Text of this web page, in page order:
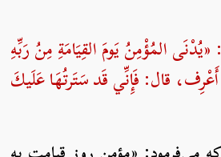
المُؤْمِنُ يَومَ القِيَامَةِ مِنُ رَبِّهِ
قال: فَإِنِّي قَد سَتَرتُهَا عَلَيكَ